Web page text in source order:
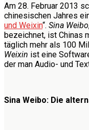
Am 28. Februar 2013
chinesischen Jahres
und Weixin“. Sina Weibo
bezeichnet, ist Chinas
täglich mehr als 100
Weixin ist eine
der man Audio- und
Sina Weibo: Die